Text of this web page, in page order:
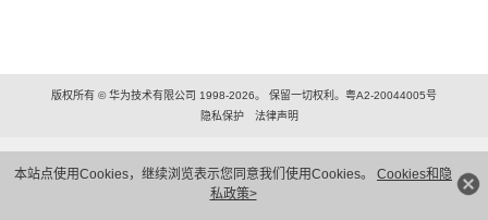
本站点使用Cookies，继续浏览表示您同意我们使用Cookies。 Cookies和隐
私政策>
版权所有 © 华为技术有限公司 1998-2026。 保留一切权利。粤A2-20044005号
隐私保护
法律声明